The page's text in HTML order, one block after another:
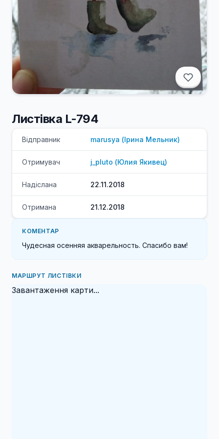
Листівка L-794
Відправник marusya (Ірина Мельник)
Отримувач j_pluto (Юлия Якивец)
Надіслана 22.11.2018
Отримана 21.12.2018
КОМЕНТАР
Чудесная осенняя акварельность. Спасибо вам!
МАРШРУТ ЛИСТІВКИ
Завантаження карти...